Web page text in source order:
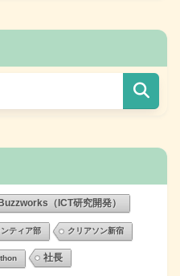
（ICT研究開発）
ンティア部 クリアソン新宿
社長